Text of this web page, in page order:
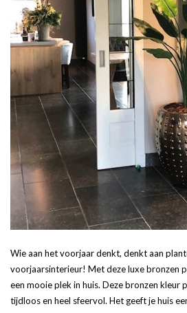
Wie aan het voorjaar denkt, denkt aan
voorjaarsinterieur! Met deze luxe bronzen
een mooie plek in huis. Deze bronzen kleur
tijdloos en heel sfeervol. Het geeft je huis